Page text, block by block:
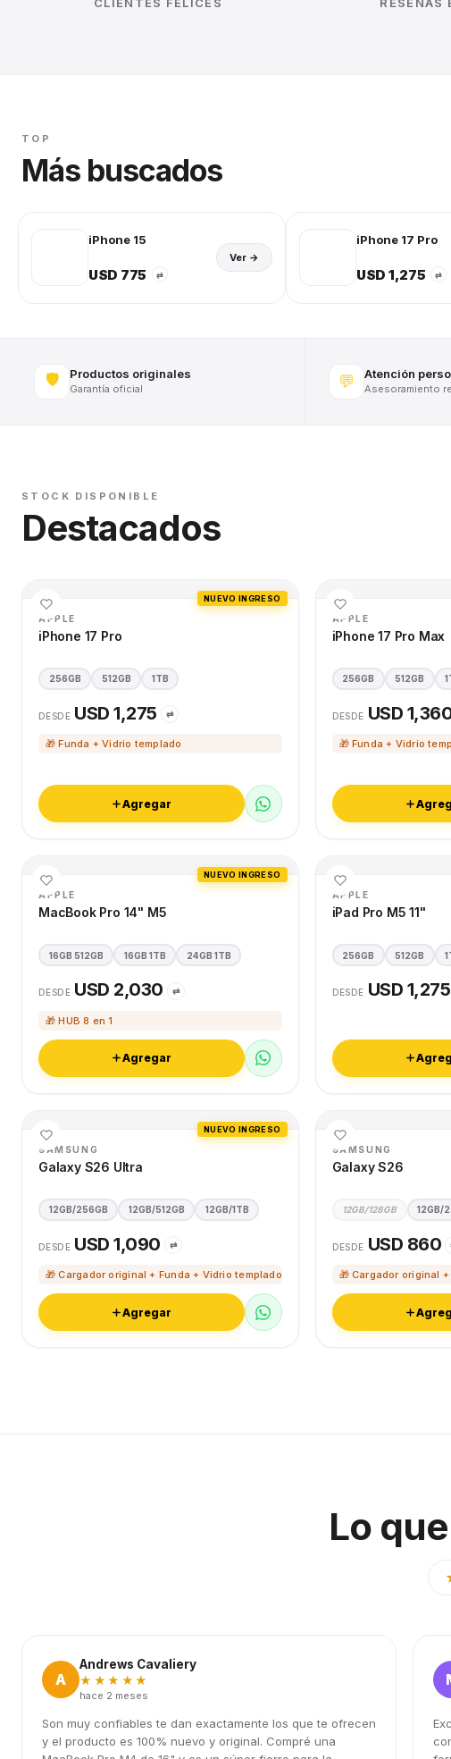
TOP
Más buscados
iPhone 15
USD 775 ⇄
Ver →
iPhone 17 Pro
USD 1,275 ⇄
🛡️ Productos originales
Garantía oficial 💬 Atención
Asesoramiento
STOCK DISPONIBLE
Destacados
NUEVO INGRESO
APPLE
iPhone 17 Pro
256GB 512GB 1TB
DESDE USD 1,275 ⇄
🎁 Funda + Vidrio templado
Agregar
APPLE
iPhone 17 Pro Max
256GB 512GB
DESDE USD
🎁 Funda + Vidrio
NUEVO INGRESO
APPLE
MacBook Pro 14" M5
16GB 512GB 16GB 1TB 24GB 1TB
DESDE USD 2,030 ⇄
🎁 HUB 8 en 1
Agregar
APPLE
iPad Pro M5 11"
256GB 512GB
DESDE USD 1,275
NUEVO INGRESO
SAMSUNG
Galaxy S26 Ultra
12GB/256GB 12GB/512GB 12GB/1TB
DESDE USD 1,090 ⇄
🎁 Cargador original + Funda + Vidrio templado
Agregar
SAMSUNG
Galaxy S26
12GB/128GB 12GB/
DESDE USD 860
🎁 Cargador original
Lo
A
Andrews Cavaliery
★★★★★
hace 2 meses
Son muy confiables te dan exactamente los que te ofrecen
y el producto es 100% nuevo y original. Compré una